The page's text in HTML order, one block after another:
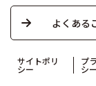
よくある
サイトポリ
シー
プ
シー